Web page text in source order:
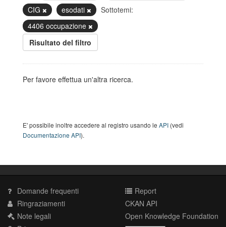
CIG
esodati
Sottotemi:
4406 occupazione
Risultato del filtro
Per favore effettua un'altra ricerca.
E' possibile inoltre accedere al registro usando le API (vedi
Documentazione API).
Domande frequenti
Ringraziamenti
Note legali
Report
CKAN API
Open Knowledge Foundation